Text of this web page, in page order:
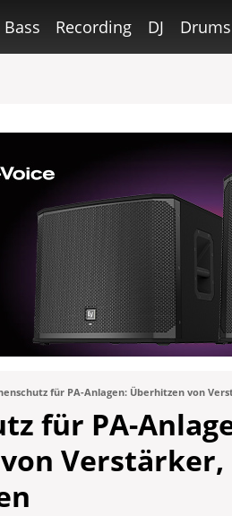
Bass Recording DJ Drums
für PA-Anlagen: Überhitzen von
für PA-